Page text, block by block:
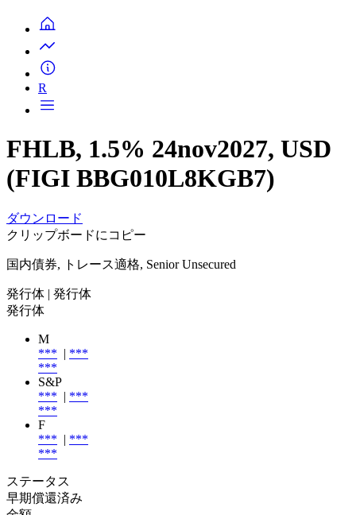
R
FHLB, 1.5% 24nov2027, USD
(FIGI BBG010L8KGB7)
ダウンロード
クリップボードにコピー
国内債券, トレース適格, Senior Unsecured
発行体 | 発行体
発行体
M
*** | ***
***
S&P
*** | ***
***
F
*** | ***
***
ステータス
早期償還済み